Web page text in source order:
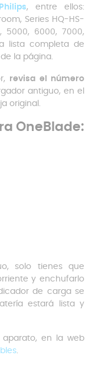
Philips, entre ellos:
Series HQ-HS-
5000, 6000, 7000,
lista completa de
la página.
revisa el número
antiguo, en el
original.
OneBlade:
solo tienes que
y enchufarlo
de carga se
estará lista y
en la web
.